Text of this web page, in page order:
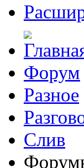
Форум
Разное
Слив